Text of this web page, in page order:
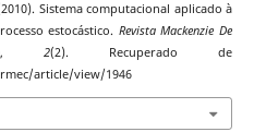
Sistema computacional aplicado à
estocástico. Revista Mackenzie De
,2(2). Recuperado de
article/view/1946